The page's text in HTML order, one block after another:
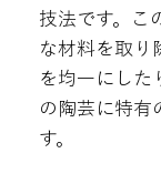
技法です。こ
な材料を取り
を均一にした
の陶芸に特有
す。